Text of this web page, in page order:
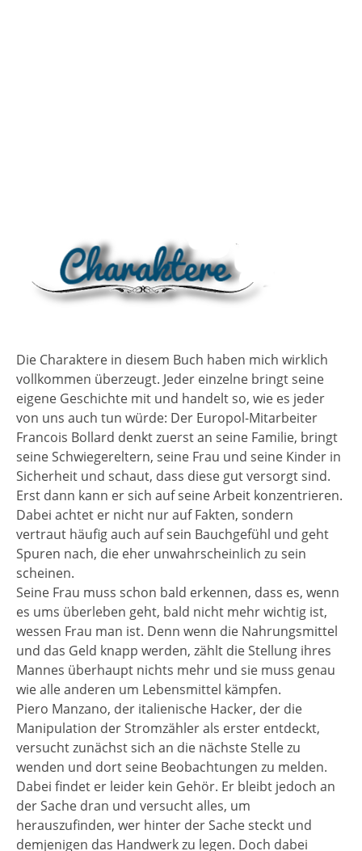
Die Charaktere in diesem Buch haben mich wirklich
vollkommen überzeugt. Jeder einzelne bringt seine
eigene Geschichte mit und handelt so, wie es jeder
von uns auch tun würde: Der Europol-Mitarbeiter
Francois Bollard denkt zuerst an seine Familie, bringt
seine Schwiegereltern, seine Frau und seine Kinder in
Sicherheit und schaut, dass diese gut versorgt sind.
Erst dann kann er sich auf seine Arbeit konzentrieren.
Dabei achtet er nicht nur auf Fakten, sondern
vertraut häufig auch auf sein Bauchgefühl und geht
Spuren nach, die eher unwahrscheinlich zu sein
scheinen.
Seine Frau muss schon bald erkennen, dass es, wenn
es ums überleben geht, bald nicht mehr wichtig ist,
wessen Frau man ist. Denn wenn die Nahrungsmittel
und das Geld knapp werden, zählt die Stellung ihres
Mannes überhaupt nichts mehr und sie muss genau
wie alle anderen um Lebensmittel kämpfen.
Piero Manzano, der italienische Hacker, der die
Manipulation der Stromzähler als erster entdeckt,
versucht zunächst sich an die nächste Stelle zu
wenden und dort seine Beobachtungen zu melden.
Dabei findet er leider kein Gehör. Er bleibt jedoch an
der Sache dran und versucht alles, um
herauszufinden, wer hinter der Sache steckt und
demjenigen das Handwerk zu legen. Doch dabei